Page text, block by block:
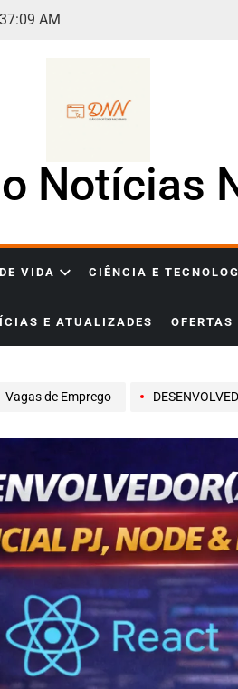
37:10 AM
Notícias
VIDA CIÊNCIA E
E ATUALIZADES OFERTAS
Vagas de Emprego DESENVOLVEDOR(A) FULL